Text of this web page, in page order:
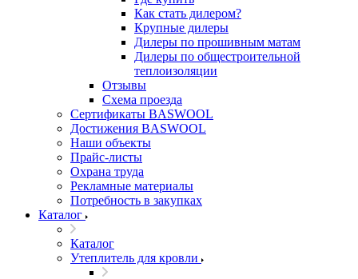
Как стать дилером?
Крупные дилеры
Дилеры по прошивным матам
Дилеры по общестроительной
теплоизоляции
Отзывы
Схема проезда
Сертификаты BASWOOL
Достижения BASWOOL
Наши объекты
Прайс-листы
Охрана труда
Рекламные материалы
Потребность в закупках
Каталог
Каталог
Утеплитель для кровли